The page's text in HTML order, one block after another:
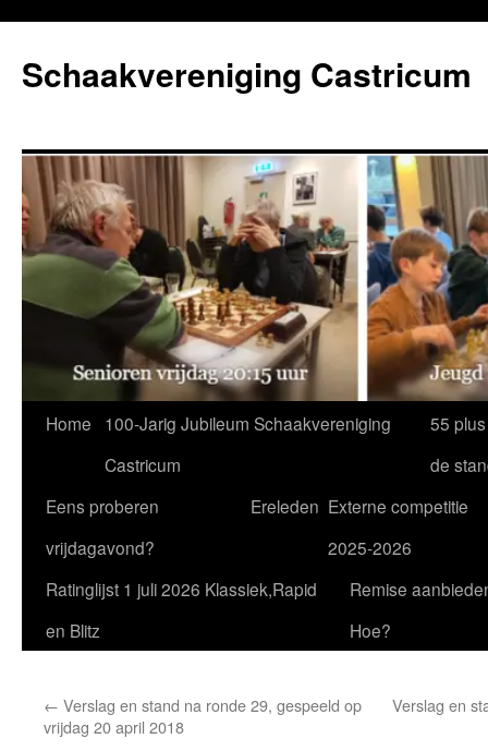
de
inhoud
Schaakvereniging Castricum
Home
100-Jarig Jubileum Schaakvereniging
Castricum
55
de
Eens proberen
vrijdagavond?
Ereleden Externe competitie
2025-2026
Ratinglijst 1 juli 2026 Klassiek,Rapid
en Blitz
Remise
Hoe?
← Verslag en stand na ronde 29, gespeeld op
vrijdag 20 april 2018
Verslag en